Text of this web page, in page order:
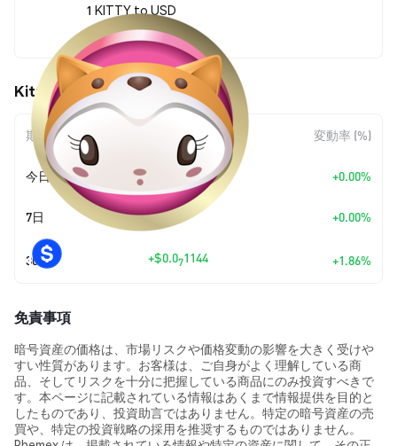
1 KITTY to USD
$0.00000063
Kitty Inu (KITTY) の価格変動
期間 金額変動 変動率 (%)
今日 +0.00%
7日 +$0.00 +0.00%
30日 +$0.071144 +1.86%
免責事項
暗号資産の価格は、市場リスクや価格変動の影響を大きく受けや
すい性質があります。お客様は、ご自身がよく理解している商
品、そしてリスクを十分に把握している商品にのみ投資すべきで
す。本ページに記載されている情報はあくまで情報提供を目的と
したものであり、投資助言ではありません。特定の暗号資産の売
買や、特定の投資戦略の採用を推奨するものではありません。